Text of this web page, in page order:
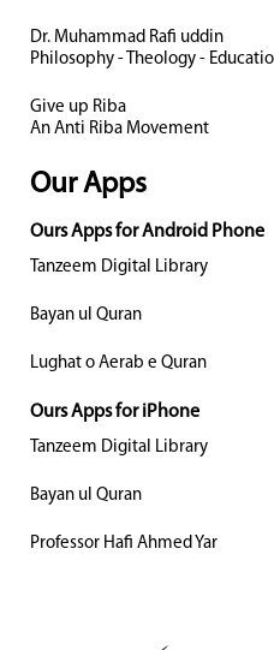
Dr. Muhammad Rafi uddin
Philosophy - Theology -
Give up Riba
An Anti Riba Movement
Our Apps
Ours Apps for Android Phone
Tanzeem Digital Library
Bayan ul Quran
Lughat o Aerab e Quran
Ours Apps for iPhone
Tanzeem Digital Library
Bayan ul Quran
Professor Hafi Ahmed Yar